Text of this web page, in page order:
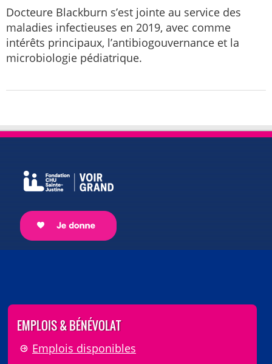
Docteure Blackburn s’est jointe au service des
maladies infectieuses en 2019, avec comme
intérêts principaux, l’antibiogouvernance et la
microbiologie pédiatrique.
EMPLOIS & BÉNÉVOLAT
Emplois disponibles